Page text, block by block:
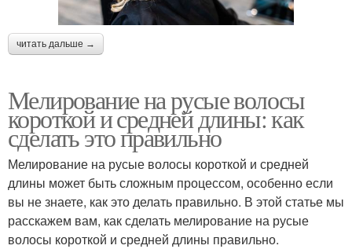
читать дальше →
Мелирование на русые волосы
короткой и средней длины: как
сделать это правильно
Мелирование на русые волосы короткой и средней
длины может быть сложным процессом, особенно если
вы не знаете, как это делать правильно. В этой статье мы
расскажем вам, как сделать мелирование на русые
волосы короткой и средней длины правильно.